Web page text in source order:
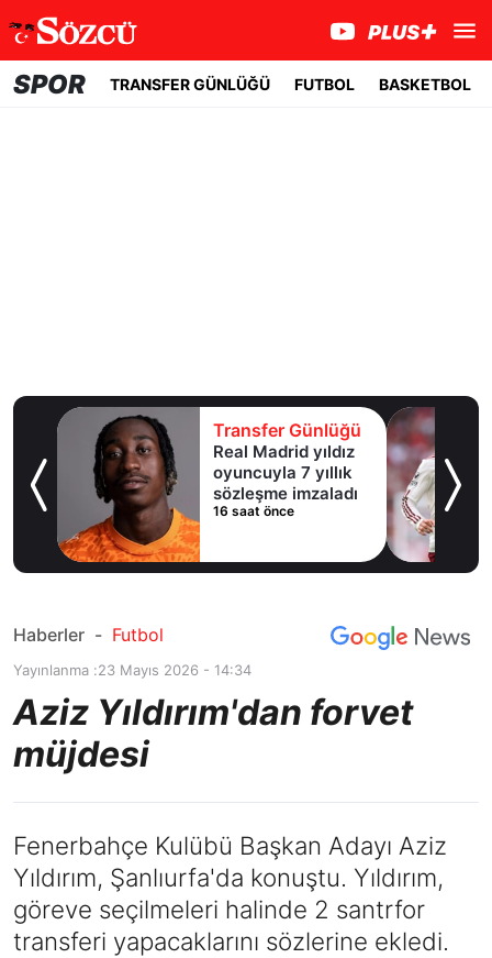
SPOR TRANSFER GÜNLÜĞÜ FUTBOL BASKETBOL
Transfer Günlüğü
Real Madrid yıldız
oyuncuyla 7 yıllık
sözleşme imzaladı
16 saat önce
Haberler - Futbol
Yayınlanma :23 Mayıs 2026 - 14:34
Aziz Yıldırım'dan forvet
müjdesi
Fenerbahçe Kulübü Başkan Adayı Aziz
Yıldırım, Şanlıurfa'da konuştu. Yıldırım,
göreve seçilmeleri halinde 2 santrfor
transferi yapacaklarını sözlerine ekledi.